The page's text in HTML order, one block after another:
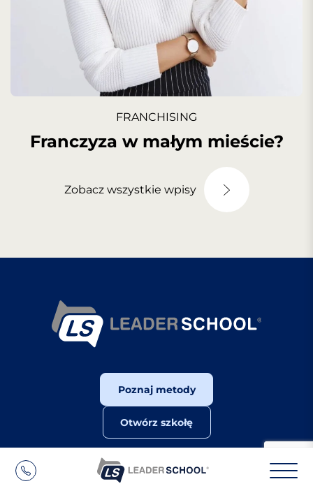
FRANCHISING
Franczyza w małym mieście?
Zobacz wszystkie wpisy
Poznaj metody
Otwórz szkołę